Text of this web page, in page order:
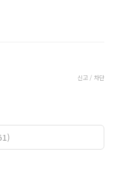
신고 / 차단